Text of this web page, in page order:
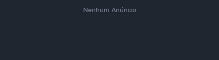
Nenhum Anúncio